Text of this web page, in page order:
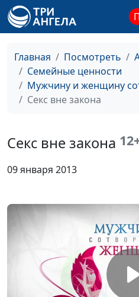
Главная Посмотреть
Семейные ценности
Мужчину и женщину
Секс вне закона
Секс вне закона
09 января 2013
друзья или враги?
Роли в семье
Измена
Что угрожает семье